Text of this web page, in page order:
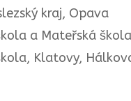
kraj, Opava
a Mateřská
Klatovy,